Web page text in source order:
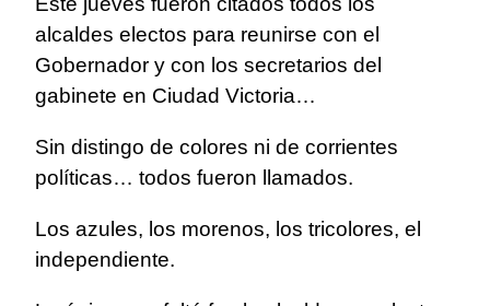
alcaldes electos para reunirse con el
Gobernador y con los secretarios del
gabinete en Ciudad Victoria…
Sin distingo de colores ni de corrientes
políticas… todos fueron llamados.
Los azules, los morenos, los tricolores, el
independiente.